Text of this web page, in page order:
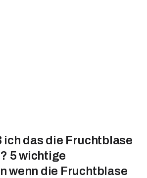
ich das die Fruchtblase
5 wichtige
wenn die Fruchtblase